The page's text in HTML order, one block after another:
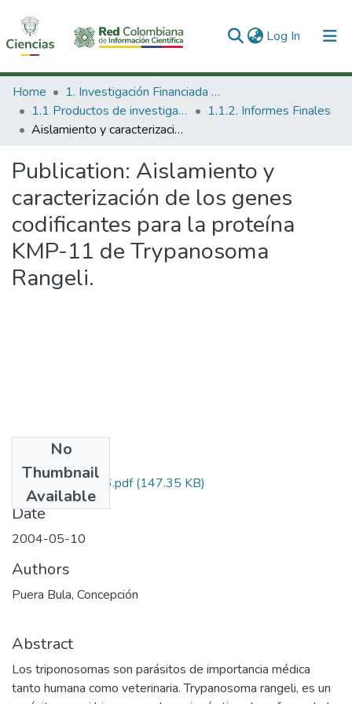
Log In (current)
Communities & Collections
All of DSpace
Home
1. Investigación Financiada con Recursos Públicos
1.1 Productos de investigación
1.1.2. Informes Finales
Aislamiento y caracterización de los genes codificantes para la proteína KMP-11 de Trypanosoma Rangeli.
Publication: Aislamiento y
caracterización de los genes
codificantes para la proteína
KMP-11 de Trypanosoma
Rangeli.
No
Thumbnail
Available
12030510206.pdf(147.35 KB)
Date
2004-05-10
Authors
Puera Bula, Concepción
Abstract
Los triponosomas son parásitos de importancia médica
tanto humana como veterinaria. Trypanosoma rangeli, es un